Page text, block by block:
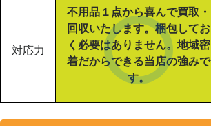
対応力
不用品１点から喜んで買取・
回収いたします。梱包してお
く必要はありません。地域密
着だからできる当店の強みで
す。